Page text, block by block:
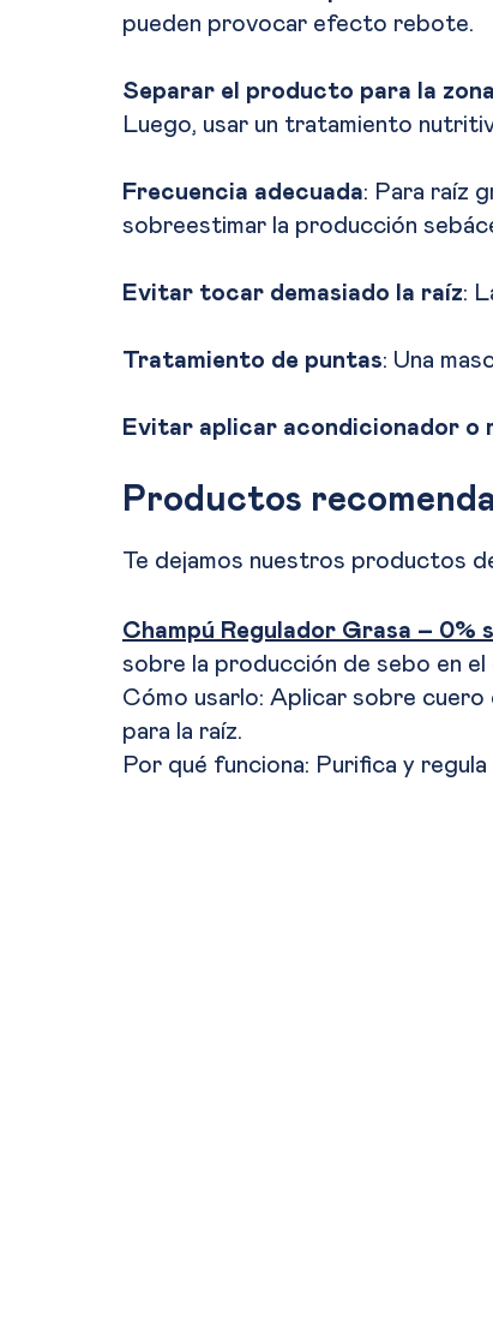
pueden provocar efecto rebote.
Separar el producto para la
Luego, usar un tratamiento
Frecuencia adecuada: Para raíz
sobreestimar la producción
Evitar tocar demasiado la raíz:
Tratamiento de puntas: Una
Evitar aplicar acondicionador o
Productos
Te dejamos nuestros productos
Champú Regulador Grasa – 0%
sobre la producción de sebo en el
Cómo usarlo: Aplicar sobre cuero
para la raíz.
Por qué funciona: Purifica y